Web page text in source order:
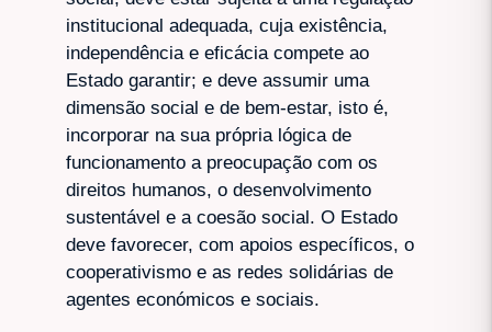
institucional adequada, cuja existência,
independência e eficácia compete ao
Estado garantir; e deve assumir uma
dimensão social e de bem-estar, isto é,
incorporar na sua própria lógica de
funcionamento a preocupação com os
direitos humanos, o desenvolvimento
sustentável e a coesão social. O Estado
deve favorecer, com apoios específicos, o
cooperativismo e as redes solidárias de
agentes económicos e sociais.